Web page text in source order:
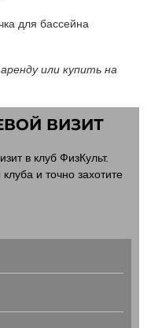
для бассейна
или купить на
ВИЗИТ
в клуб ФизКульт.
и точно захотите